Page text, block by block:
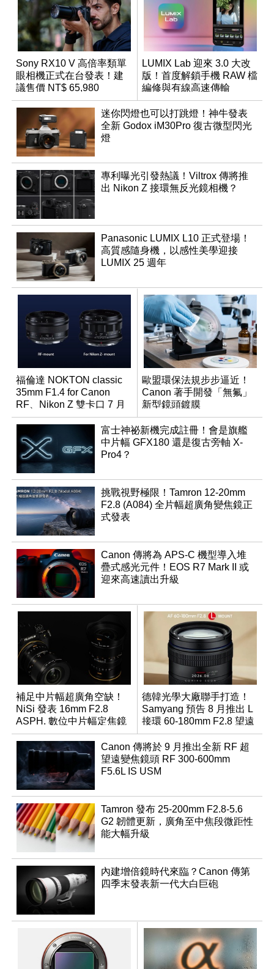
Sony RX10 V 高倍率類單
眼相機正式在台發表！建
議售價 NT$ 65,980
LUMIX Lab 迎來 3.0 大改
版！首度解鎖手機 RAW 檔
編修與有線高速傳輸
迷你閃燈也可以打跳燈！神牛發表
全新 Godox iM30Pro 復古微型閃光
燈
專利曝光引發熱議！Viltrox 傳將推
出 Nikon Z 接環無反光鏡相機？
Panasonic LUMIX L10 正式登場！
高質感隨身機，以感性美學迎接
LUMIX 25 週年
福倫達 NOKTON classic
35mm F1.4 for Canon
RF、Nikon Z 雙卡口 7 月
同步登台
歐盟環保法規步步逼近！
Canon 著手開發「無氟」
新型鏡頭鍍膜
富士神祕新機完成註冊！會是旗艦
中片幅 GFX180 還是復古旁軸 X-
Pro4？
挑戰視野極限！Tamron 12-20mm
F2.8 (A084) 全片幅超廣角變焦鏡正
式發表
Canon 傳將為 APS-C 機型導入堆
疊式感光元件！EOS R7 Mark II 或
迎來高速讀出升級
補足中片幅超廣角空缺！
NiSi 發表 16mm F2.8
ASPH. 數位中片幅定焦鏡
德韓光學大廠聯手打造！
Samyang 預告 8 月推出 L
接環 60-180mm F2.8 望遠
變焦鏡
Canon 傳將於 9 月推出全新 RF 超
望遠變焦鏡頭 RF 300-600mm
F5.6L IS USM
Tamron 發布 25-200mm F2.8-5.6
G2 韌體更新，廣角至中焦段微距性
能大幅升級
內建增倍鏡時代來臨？Canon 傳第
四季末發表新一代大白巨砲